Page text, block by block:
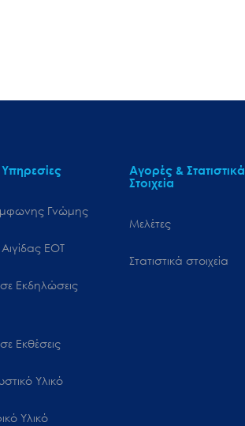
Γνώμης
ΕΟΤ
Εκδηλώσεις
Εκθέσεις
Υλικό
Υλικό
Αγορές & Στατιστικά
Στοιχεία
Μελέτες
Στατιστικά στοιχεία